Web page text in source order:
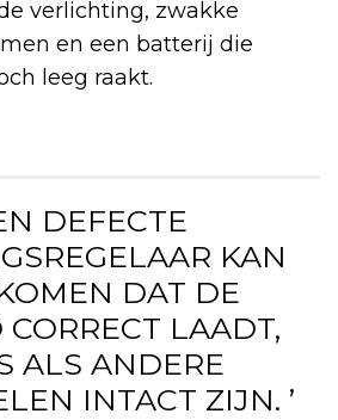
verlichting, zwakke
en een batterij die
leeg raakt.
DEFECTE
KAN
DAT DE
LAADT,
ALS ANDERE
INTACT ZIJN. ’